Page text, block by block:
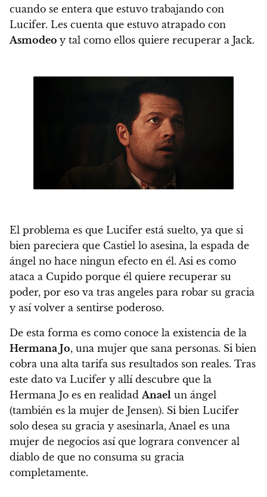
cuando se entera que estuvo trabajando con
Lucifer. Les cuenta que estuvo atrapado con
Asmodeo y tal como ellos quiere recuperar a Jack.
El problema es que Lucifer está suelto, ya que si
bien pareciera que Castiel lo asesina, la espada de
ángel no hace ningun efecto en él. Asi es como
ataca a Cupido porque él quiere recuperar su
poder, por eso va tras angeles para robar su gracia
y así volver a sentirse poderoso.
De esta forma es como conoce la existencia de la
Hermana Jo, una mujer que sana personas. Si bien
cobra una alta tarifa sus resultados son reales. Tras
este dato va Lucifer y allí descubre que la
Hermana Jo es en realidad Anael un ángel
(también es la mujer de Jensen). Si bien Lucifer
solo desea su gracia y asesinarla, Anael es una
mujer de negocios así que lograra convencer al
diablo de que no consuma su gracia
completamente.